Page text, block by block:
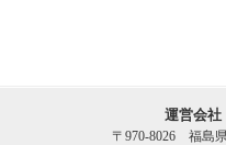
運営会
〒970-8026 福島